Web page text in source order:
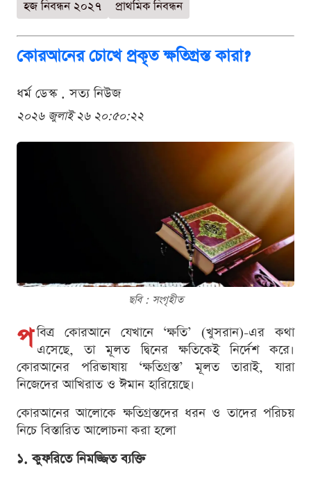
হজ নিবন্ধন ২০২৭ প্রাথমিক নিবন্ধন
কোরআনের চোখে প্রকৃত ক্ষতিগ্রস্ত কারা?
ধর্ম ডেস্ক . সত্য নিউজ
২০২৬ জুলাই ২৬ ২০:৫০:২২
ছবি : সংগৃহীত
প বিত্র কোরআনে যেখানে ‘ক্ষতি’ (খুসরান)-এর কথা
এসেছে, তা মূলত দ্বিনের ক্ষতিকেই নির্দেশ করে।
কোরআনের পরিভাষায় ‘ক্ষতিগ্রস্ত’ মূলত তারাই, যারা
নিজেদের আখিরাত ও ঈমান হারিয়েছে।
কোরআনের আলোকে ক্ষতিগ্রস্তদের ধরন ও তাদের পরিচয়
নিচে বিস্তারিত আলোচনা করা হলো
১. কুফরিতে নিমজ্জিত ব্যক্তি